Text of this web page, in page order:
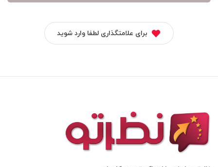
برای علامتگذاری لطفا وارد شوید